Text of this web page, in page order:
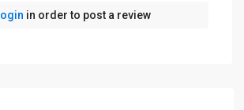
login in order to post a review